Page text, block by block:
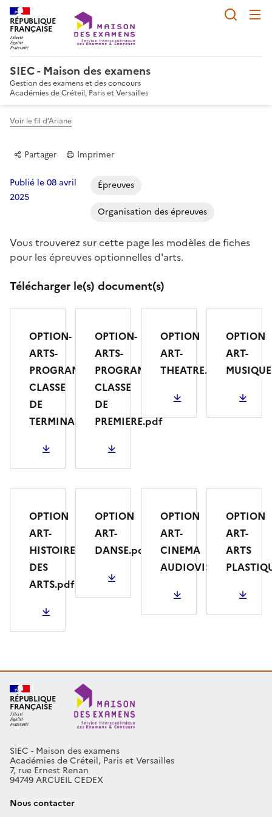
RÉPUBLIQUE
FRANÇAISE
SIEC - Maison des examens
Gestion des examens et des concours
Académies de Créteil, Paris et Versailles
Voir le fil d’Ariane
Partager Imprimer
Partager sur Facebook
Partager sur Twitter
Partager sur LinkedIn
Partager par email
Copier dans le
Publié le 08 avril
2025
Épreuves
Organisation des épreuves
Vous trouverez sur cette page les modèles de fiches
pour les épreuves optionnelles d'arts.
Télécharger le(s) document(s)
OPTION-
ARTS-
PROGRAMME
CLASSE
DE
TERMINALE.pdf
PDF - 522.87 Ko
OPTION-
ARTS-
PROGRAMME
CLASSE
DE
PREMIERE.pdf
PDF - 458.97 Ko
OPTION
ART-
THEATRE.pdf
PDF - 717.64 Ko
OPTION
ART-
PDF - 297.17
OPTION
ART-
HISTOIRE
DES
ARTS.pdf
PDF - 520.39 Ko
OPTION
ART-
DANSE.pdf
PDF - 330.22 Ko
OPTION
ART-
CINEMA
AUDIOVISUEL.pdf
PDF - 731.84 Ko
OPTION
ART-
ARTS
PDF - 524.60
RÉPUBLIQUE
FRANÇAISE
SIEC - Maison des examens
Académies de Créteil, Paris et Versailles
7, rue Ernest Renan
94749 ARCUEIL CEDEX
Nous contacter